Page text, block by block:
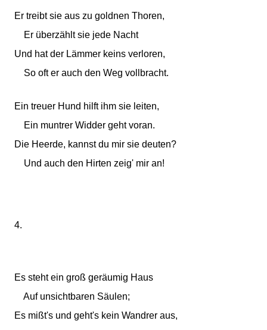
Er treibt sie aus zu goldnen Thoren,
Er überzählt sie jede Nacht
Und hat der Lämmer keins verloren,
So oft er auch den Weg vollbracht.
Ein treuer Hund hilft ihm sie leiten,
Ein muntrer Widder geht voran.
Die Heerde, kannst du mir sie deuten?
Und auch den Hirten zeig' mir an!
4.
Es steht ein groß geräumig Haus
Auf unsichtbaren Säulen;
Es mißt's und geht's kein Wandrer aus,